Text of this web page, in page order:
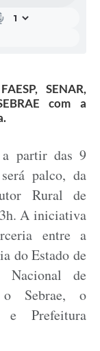
SENAR,
com a
partir das 9
palco, da
Rural de
A iniciativa
entre a
do Estado de
Nacional de
o Sebrae, o
Prefeitura